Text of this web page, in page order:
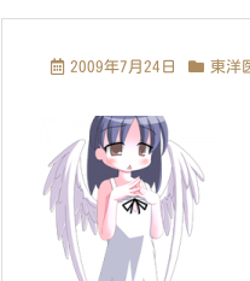
2009年7月24日 東洋